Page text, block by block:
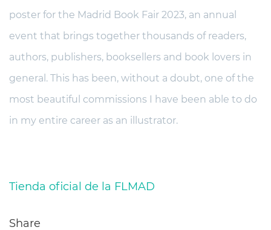
poster for the Madrid Book Fair 2023, an annual
event that brings together thousands of readers,
authors, publishers, booksellers and book lovers in
general. This has been, without a doubt, one of the
most beautiful commissions I have been able to do
in my entire career as an illustrator.
Tienda oficial de la FLMAD
Share